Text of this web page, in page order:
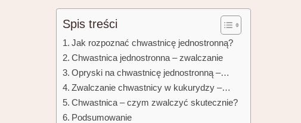
Spis treści
Jak rozpoznać chwastnicę jednostronną?
Chwastnica jednostronna – zwalczanie
Opryski na chwastnicę jednostronną –…
Zwalczanie chwastnicy w kukurydzy –…
Chwastnica – czym zwalczyć skutecznie?
Podsumowanie